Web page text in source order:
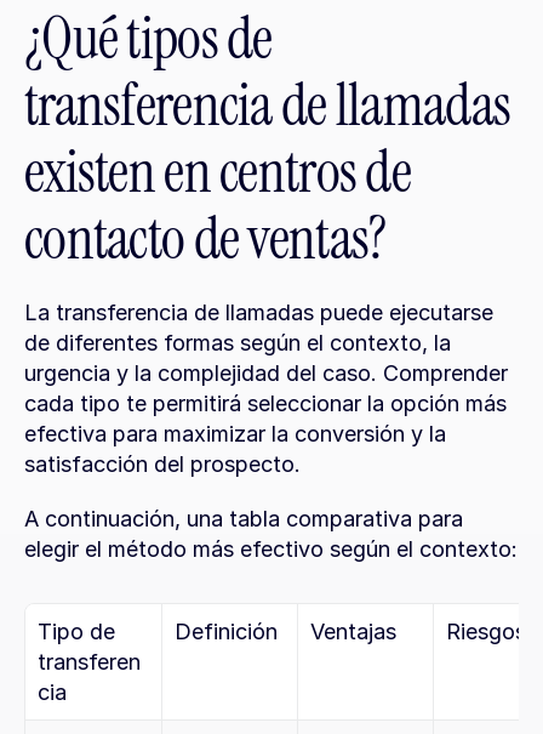
¿Qué tipos de
transferencia de llamadas
existen en centros de
contacto de ventas?
La transferencia de llamadas puede ejecutarse
de diferentes formas según el contexto, la
urgencia y la complejidad del caso. Comprender
cada tipo te permitirá seleccionar la opción más
efectiva para maximizar la conversión y la
satisfacción del prospecto.
A continuación, una tabla comparativa para
elegir el método más efectivo según el contexto:
Tipo de
transferen
cia
Definición Ventajas Riesgos